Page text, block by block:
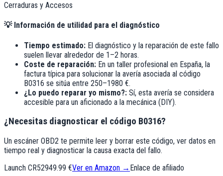
Cerraduras y Accesos
💡Información de utilidad para el diagnóstico
Tiempo estimado: El diagnóstico y la reparación de este fallo
suelen llevar alrededor de 1–2 horas.
Coste de reparación: En un taller profesional en España, la
factura típica para solucionar la avería asociada al código
B0316 se sitúa entre 250–1980 €.
¿Lo puedo reparar yo mismo?: Sí, esta avería se considera
accesible para un aficionado a la mecánica (DIY).
¿Necesitas diagnosticar el código B0316?
Un escáner OBD2 te permite leer y borrar este código, ver datos en
tiempo real y diagnosticar la causa exacta del fallo.
Launch CR52949.99 €Ver en Amazon → Enlace de afiliado